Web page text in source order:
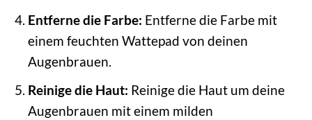
Entferne die Farbe: Entferne die Farbe mit
einem feuchten Wattepad von deinen
Augenbrauen.
Reinige die Haut: Reinige die Haut um deine
Augenbrauen mit einem milden